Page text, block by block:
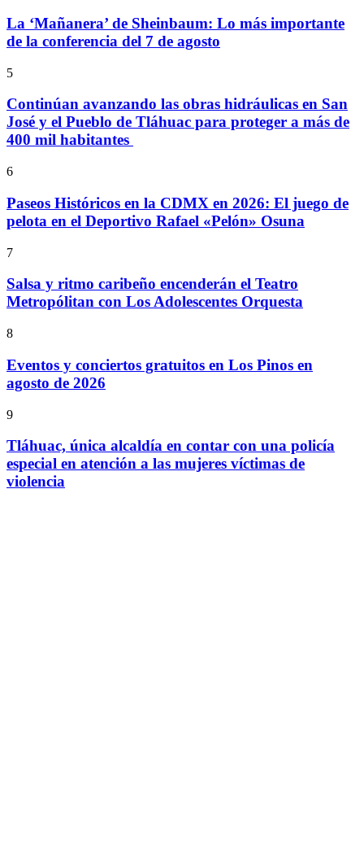
La ‘Mañanera’ de Sheinbaum: Lo más importante
de la conferencia del 7 de agosto
5
Continúan avanzando las obras hidráulicas en San
José y el Pueblo de Tláhuac para proteger a más de
400 mil habitantes
6
Paseos Históricos en la CDMX en 2026: El juego de
pelota en el Deportivo Rafael «Pelón» Osuna
7
Salsa y ritmo caribeño encenderán el Teatro
Metropólitan con Los Adolescentes Orquesta
8
Eventos y conciertos gratuitos en Los Pinos en
agosto de 2026
9
Tláhuac, única alcaldía en contar con una policía
especial en atención a las mujeres víctimas de
violencia